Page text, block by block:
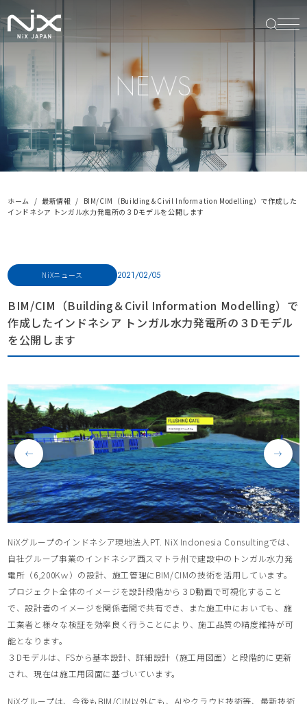
NEWS
ホーム 最新情報
BIM/CIM（Building＆Civil Information Modelling）で作成した
インドネシア トンガル水力発電所の３Dモデルを公開します
NiXニュース 2021/02/05
BIM/CIM（Building＆Civil Information Modelling）で
作成したインドネシア トンガル水力発電所の３Dモデル
を公開します
NiXグループのインドネシア現地法人PT. NiX Indonesia Consultingでは、
自社グループ事業のインドネシア西スマトラ州で建設中のトンガル水力発
電所（6,200Kｗ）の設計、施工管理にBIM/CIMの技術を活用しています。
プロジェクト全体のイメージを設計段階から３D動画で可視化すること
で、設計者のイメージを関係者間で共有でき、また施工中においても、施
工業者と様々な検証を効率良く行うことにより、施工品質の精度維持が可
能となります。
３Dモデルは、FSから基本設計、詳細設計（施工用図面）と段階的に更新
され、現在は施工用図面に基づいています。
NiXグループは、今後もBIM/CIM以外にも、AIやクラウド技術等、最新技術